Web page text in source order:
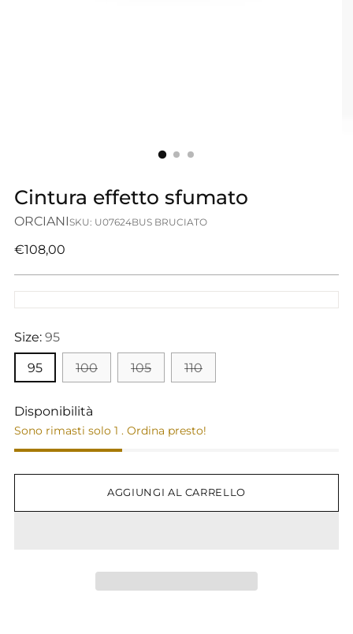
Cintura effetto sfumato
ORCIANISKU: U07624BUS BRUCIATO
Prezzo
€108,00
Size: 95
95
100 105 110
Disponibilità
Sono rimasti solo 1 . Ordina presto!
AGGIUNGI AL CARRELLO